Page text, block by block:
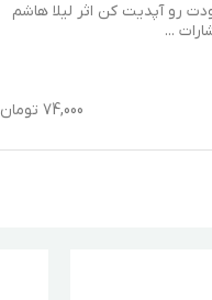
رو آپدیت کن اثر لیلا هاشم
...
74,000 تومان